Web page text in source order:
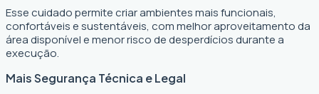
Esse cuidado permite criar ambientes mais funcionais,
confortáveis e sustentáveis, com melhor aproveitamento da
área disponível e menor risco de desperdícios durante a
execução.
Mais Segurança Técnica e Legal